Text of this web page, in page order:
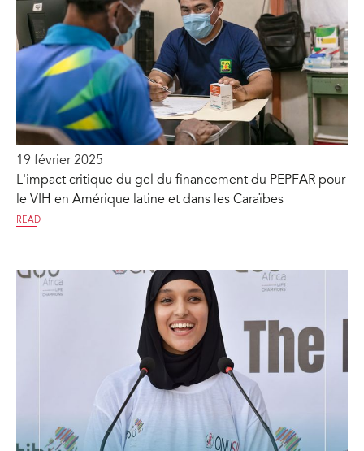
19 février 2025
L'impact critique du gel du financement du PEPFAR pour
le VIH en Amérique latine et dans les Caraïbes
READ